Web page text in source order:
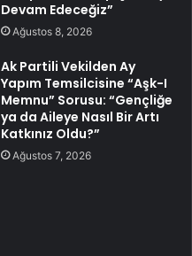
Devam Edeceğiz”
Ağustos 8, 2026
Ak Partili Vekilden Ay
Yapım Temsilcisine “Aşk-I
Memnu” Sorusu: “Gençliğe
ya da Aileye Nasıl Bir Artı
Katkınız Oldu?”
Ağustos 7, 2026